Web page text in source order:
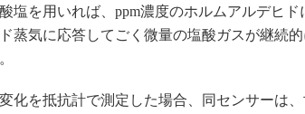
制
新
塩を用いれば、ppm濃度のホルムアルデヒ
蒸気に応答してごく微量の塩酸ガスが継続
化を抵抗計で測定した場合、同センサーは